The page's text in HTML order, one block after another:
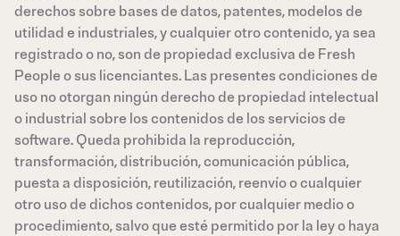
derechos sobre bases de datos, patentes, modelos de
utilidad e industriales, y cualquier otro contenido, ya sea
registrado o no, son de propiedad exclusiva de Fresh
People o sus licenciantes. Las presentes condiciones de
uso no otorgan ningún derecho de propiedad intelectual
o industrial sobre los contenidos de los servicios de
software. Queda prohibida la reproducción,
transformación, distribución, comunicación pública,
puesta a disposición, reutilización, reenvío o cualquier
otro uso de dichos contenidos, por cualquier medio o
procedimiento, salvo que esté permitido por la ley o haya